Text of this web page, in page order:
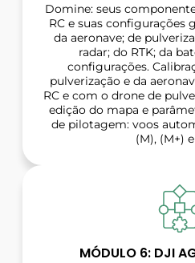
Domine: seus
RC e suas configurações
da aeronave; de
radar; do RTK; da
configurações.
pulverização e da
RC e com o drone de
edição do mapa e
de pilotagem: voos
(M), (M+)
MÓDULO 6: DJI